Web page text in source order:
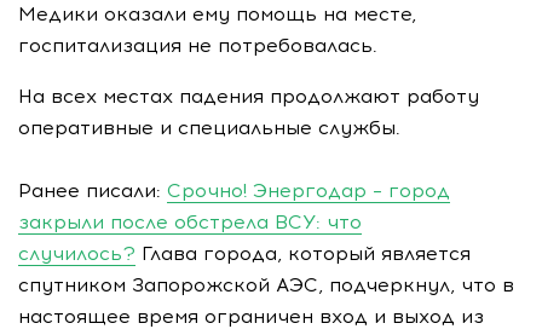
Медики оказали ему помощь на месте,
госпитализация не потребовалась.
На всех местах падения продолжают работу
оперативные и специальные службы.
Ранее писали: Срочно! Энергодар – город
закрыли после обстрела ВСУ: что
случилось? Глава города, который является
спутником Запорожской АЭС, подчеркнул, что в
настоящее время ограничен вход и выход из